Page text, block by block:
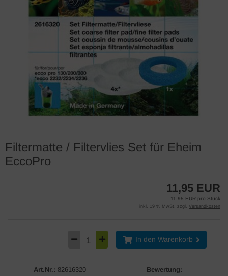
Filtermatte / Filtervlies Set für Eheim
EccoPro
11,95 EUR
11,95 EUR pro Stück
inkl. 19 % MwSt. zzgl. Versandkosten
In den Warenkorb
Art.Nr.: 82616320
Bewertung: